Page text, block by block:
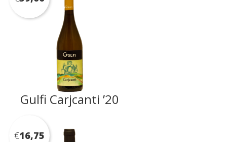
Gulfi Carjcanti ’20
€16,75